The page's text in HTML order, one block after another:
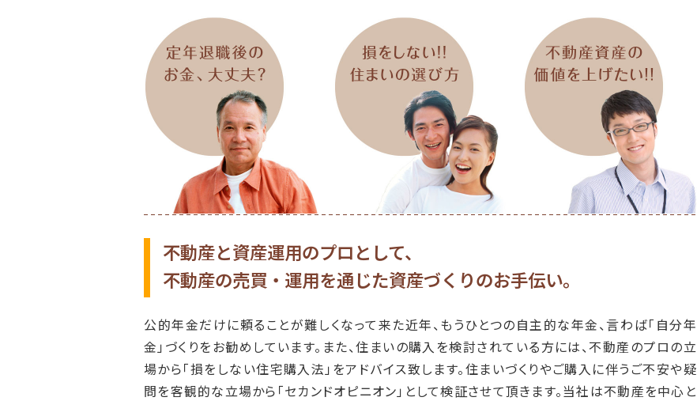
「おすすめ不動産物件」
2021.4/7 「おすすめ不動産物件」 掲載情報を更新しました。
2020.2/25 「未来設計投資クラブ」 第71回勉強会は2020年・3月7日（土）に開催しま
す。今回も参加無料（駐車スペースあり・要予約）です。
2020.1/10 「おすすめ不動産物件」掲載情報を更新しました。
2020.1/5
「未来設計投資クラブ」第70回勉強会は2020年・1月18日（土）に開催し
ます。今回も参加無料（駐車スペースあり・要予約）です。
ます。今回も参加無料（駐車スペースあり・要予約）です。
2019.8/28
「未来設計投資クラブ」第68回勉強会は2019年・9月7日（土）に開催しま
2019.8/17 「おすすめ不動産物件」掲載情報を更新しました。
2019.8/13 「岡山での家づくり Vol.5」に掲載広告のPDFご覧頂けます。（別ウィンド
ウで開きます）
不動産と資産運用のプロとして、
不動産の売買・運用を通じた資産づくりのお手伝い。
公的年金だけに頼ることが難しくなって来た近年、もうひとつの自主的な年金、言わば「自分年
金」づくりをお勧めしています。また、住まいの購入を検討されている方には、不動産のプロの立
場から「損をしない住宅購入法」をアドバイス致します。住まいづくりやご購入に伴うご不安や疑
問を客観的な立場から「セカンドオピニオン」として検証させて頂きます。当社は不動産を中心と